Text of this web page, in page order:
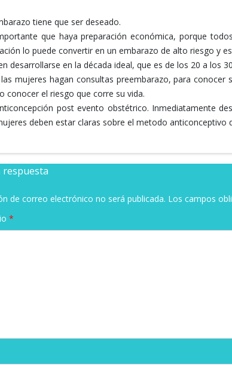
tiene que ser deseado.
que haya preparación económica, porque
lo puede convertir en un embarazo de alto riesgo y
desarrollarse en la década ideal, que es de los 20 a los
mujeres hagan consultas preembarazo, para
conocer el riesgo que corre su vida.
post evento obstétrico. Inmediatamente
deben estar claras sobre el metodo anticonceptivo
respuesta
de correo electrónico no será publicada. Los campos
*